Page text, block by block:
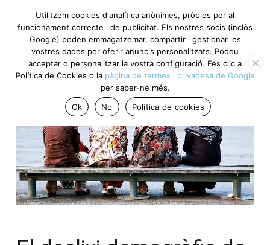
Utilitzem cookies d'analítica anònimes, pròpies per al
funcionament correcte i de publicitat. Els nostres socis (inclòs
Google) poden emmagatzemar, compartir i gestionar les
vostres dades per oferir anuncis personalitzats. Podeu
acceptar o personalitzar la vostra configuració. Fes clic a
Política de Cookies o la pàgina de termes i privadesa de Google
per saber-ne més.
Ok
No Política de cookies